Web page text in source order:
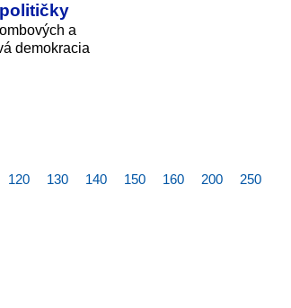
a
demokracia
120 130 140 150 160 200 250